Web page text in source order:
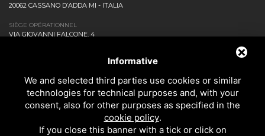
20062 CASSANO D’ADDA MI - ITALIA
SIÈGE OPÉRATIONNEL
VIA GIOVANNI FALCONE, 4
DOWNLOAD
CONTACTEZ-NOUS!
PRIVACY
Informative
We and selected third parties use cookies or similar
technologies for technical purposes and, with your
consent, also for other purposes as specified in the
cookie policy.
If you close this banner with a tick or click on